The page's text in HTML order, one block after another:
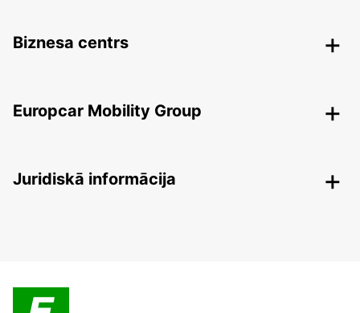
Biznesa centrs
Europcar Mobility Group
Juridiskā informācija